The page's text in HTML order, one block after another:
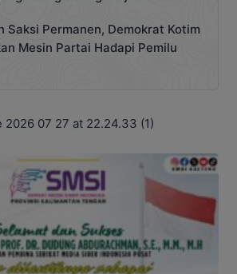
Saksi Permanen, Demokrat Kotim
Mesin Partai Hadapi Pemilu